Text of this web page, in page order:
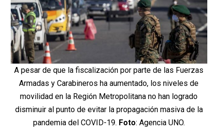
A pesar de que la fiscalización por parte de las Fuerzas
Armadas y Carabineros ha aumentado, los niveles de
movilidad en la Región Metropolitana no han logrado
disminuir al punto de evitar la propagación masiva de la
pandemia del COVID-19. Foto: Agencia UNO.